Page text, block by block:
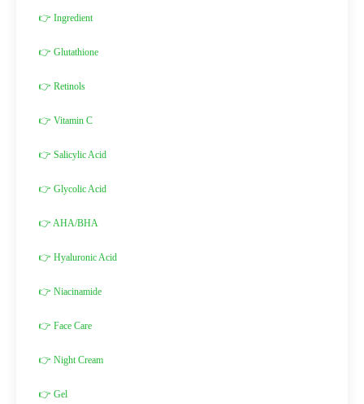
👉 Ingredient
👉 Glutathione
👉 Retinols
👉 Vitamin C
👉 Salicylic Acid
👉 Glycolic Acid
👉 AHA/BHA
👉 Hyaluronic Acid
👉 Niacinamide
👉 Face Care
👉 Night Cream
👉 Gel